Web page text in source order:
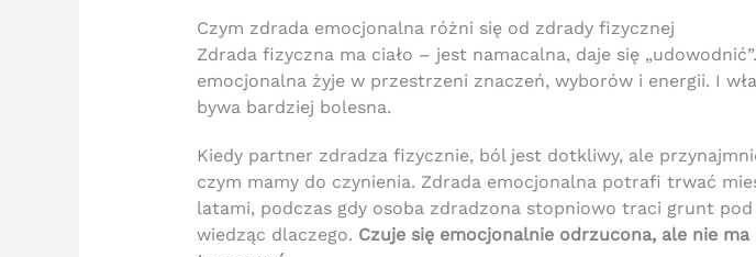
Czym zdrada emocjonalna różni się od zdrady fizycznej
Zdrada fizyczna ma ciało – jest namacalna, daje się
emocjonalna żyje w przestrzeni znaczeń, wyborów i energii. I
bywa bardziej bolesna.
Kiedy partner zdradza fizycznie, ból jest dotkliwy, ale
czym mamy do czynienia. Zdrada emocjonalna potrafi trwać
latami, podczas gdy osoba zdradzona stopniowo traci grunt pod
wiedząc dlaczego. Czuje się emocjonalnie odrzucona, ale nie ma